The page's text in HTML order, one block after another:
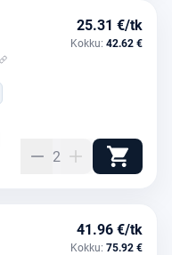
25.31 €/tk
Kokku: 42.62 €
2
41.96 €/tk
Kokku: 75.92 €